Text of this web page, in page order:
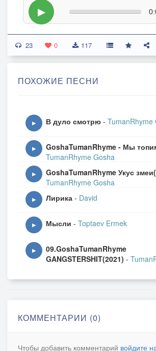
▶
23 0 117
ПОХОЖИЕ ПЕСНИ
▶ В дуло смотрю - TumanRhyme
▶ GoshaTumanRhyme - Мы
TumanRhyme Gosha
▶ GoshaTumanRhyme Укус
TumanRhyme Gosha
▶ Лирика - David
▶ Мысли - Toptaev Ermek
▶
09.GoshaTumanRhyme
GANGSTERSHIT(2021) -
КОММЕНТАРИИ (0)
Чтобы добавить комментарий войдите